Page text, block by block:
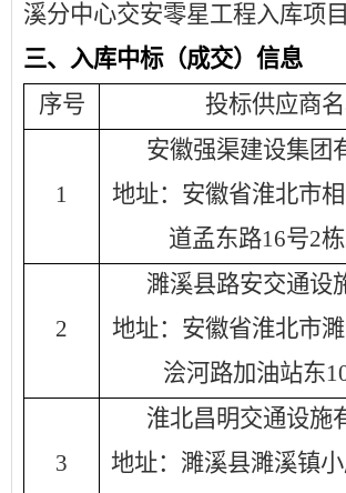
溪分中心交安零星工程入库项目
三、 入库中标（成交）信息
序号
投标供应商
1
安徽强渠建设集团
地址：安徽省淮北市
道孟东路16号2
2
濉溪县路安交通设
地址：安徽省淮北市
浍河路加油站东
3
淮北昌明交通设施
地址：濉溪县濉溪镇